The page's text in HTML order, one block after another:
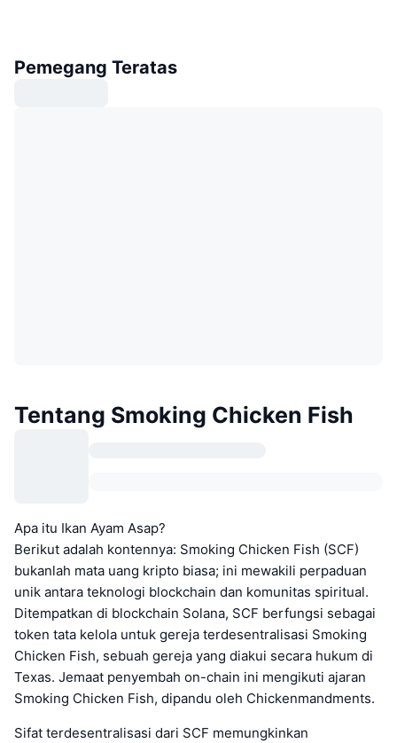
Pemegang Teratas
Tentang Smoking Chicken Fish
Apa itu Ikan Ayam Asap?
Berikut adalah kontennya: Smoking Chicken Fish (SCF)
bukanlah mata uang kripto biasa; ini mewakili perpaduan
unik antara teknologi blockchain dan komunitas spiritual.
Ditempatkan di blockchain Solana, SCF berfungsi sebagai
token tata kelola untuk gereja terdesentralisasi Smoking
Chicken Fish, sebuah gereja yang diakui secara hukum di
Texas. Jemaat penyembah on-chain ini mengikuti ajaran
Smoking Chicken Fish, dipandu oleh Chickenmandments.
Sifat terdesentralisasi dari SCF memungkinkan